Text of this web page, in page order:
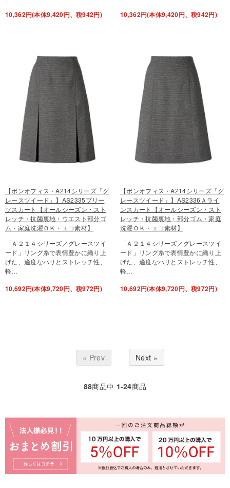
10,362円(本体9,420円、税942円) 10,362円(本体9,420円、税942円)
【ボンオフィス・A214シリーズ「グ
レースツイード」】AS2335プリー
ツスカート【オールシーズン・スト
レッチ・抗菌裏地・ウエスト部分ゴ
ム・家庭洗濯ＯＫ・エコ素材】
「Ａ２１４シリーズ／グレースツイ
ード」リング糸で表情豊かに織り上
げた、適度なハリとストレッチ性、
軽…
10,692円(本体9,720円、税972円)
【ボンオフィス・A214シリーズ「グ
レースツイード」】AS2336Ａライ
ンスカート【オールシーズン・スト
レッチ・抗菌裏地・部分ゴム・家庭
洗濯ＯＫ・エコ素材】
「Ａ２１４シリーズ／グレースツイ
ード」リング糸で表情豊かに織り上
げた、適度なハリとストレッチ性、
軽…
10,692円(本体9,720円、税972円)
« Prev Next »
88商品中 1-24商品